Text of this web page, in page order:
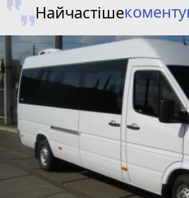
Найчастіше